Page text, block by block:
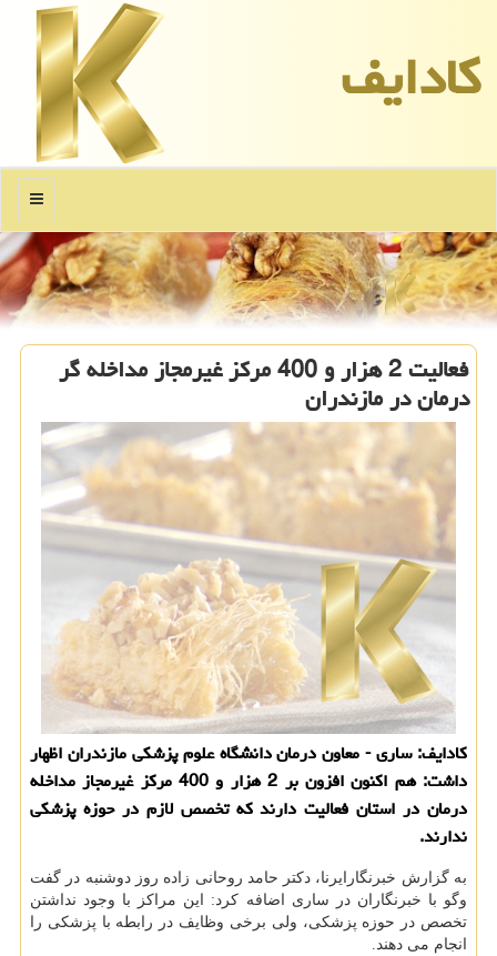
كادایف
منو
فعالیت 2 هزار و 400 مركز غیرمجاز مداخله گر
درمان در مازندران
كادایف: ساری - معاون درمان دانشگاه علوم پزشكی مازندران اظهار
داشت: هم اكنون افزون بر 2 هزار و 400 مركز غیرمجاز مداخله
درمان در استان فعالیت دارند كه تخصص لازم در حوزه پزشكی
ندارند.
به گزارش خبرنگارایرنا، دكتر حامد روحانی زاده روز دوشنبه در گفت
وگو با خبرنگاران در ساری اضافه كرد: این مراكز با وجود نداشتن
تخصص در حوزه پزشكی، ولی برخی وظایف در رابطه با پزشكی را
انجام می دهند.